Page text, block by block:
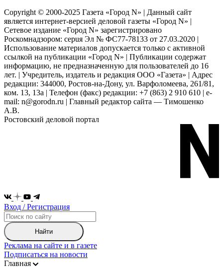
Copyright © 2000-2025 Газета «Город N» | Данный сайт
является интернет-версией деловой газеты «Город N» |
Сетевое издание «Город N» зарегистрировано
Роскомнадзором: серuя Эл № ФС77-78133 от 27.03.2020 |
Использование материалов допускается только с активной
ссылкой на публикации «Город N» | Публикации содержат
информацию, не предназначенную для пользователей до 16
лет. | Учредитель, издатель и редакция ООО «Газета» | Адрес
редакции: 344000, Ростов-на-Дону, ул. Варфоломеева, 261/81,
ком. 13, 13а | Телефон (факс) редакции: +7 (863) 2 910 610 | e-
mail: n@gorodn.ru | Главный редактор сайта — Тимошенко
А.В.
Ростовский деловой портал
Вход / Регистрация
Найти
Реклама на сайте и в газете
Подписаться на новости
Главная